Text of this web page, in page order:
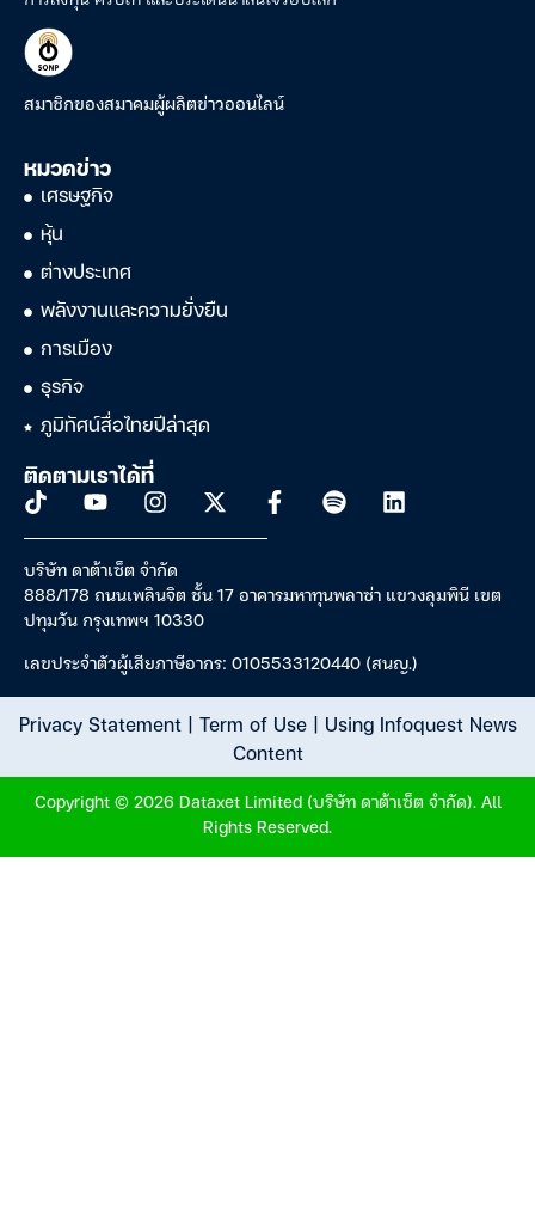
สมาชิกของสมาคมผู้ผลิตข่าวออนไลน์
หมวดข่าว
เศรษฐกิจ
หุ้น
ต่างประเทศ
พลังงานและความยั่งยืน
การเมือง
ธุรกิจ
ภูมิทัศน์สื่อไทยปีล่าสุด
ติดตามเราได้ที่
บริษัท ดาต้าเซ็ต จำกัด
888/178 ถนนเพลินจิต ชั้น 17 อาคารมหาทุนพลาซ่า แขวงลุมพินี เขต
ปทุมวัน กรุงเทพฯ 10330
เลขประจำตัวผู้เสียภาษีอากร: 0105533120440 (สนญ.)
Privacy Statement| Term of Use| Using Infoquest News
Content
Copyright © 2026 Dataxet Limited (บริษัท ดาต้าเซ็ต จำกัด). All
Rights Reserved.